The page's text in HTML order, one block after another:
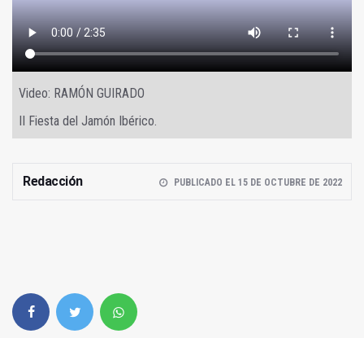
Video: RAMÓN GUIRADO
II Fiesta del Jamón Ibérico.
Redacción PUBLICADO EL 15 DE OCTUBRE DE 2022